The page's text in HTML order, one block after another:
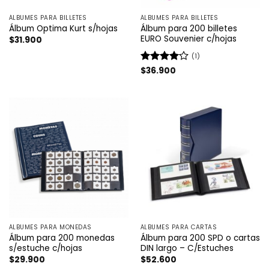
ÁLBUMES PARA BILLETES
Álbum Optima Kurt s/hojas
$31.900
ÁLBUMES PARA BILLETES
Álbum para 200 billetes
EURO Souvenier c/hojas
Valorado
(1)
$36.900
ÁLBUMES PARA MONEDAS
Álbum para 200 monedas
s/estuche c/hojas
$29.900
ÁLBUMES PARA CARTAS
Álbum para 200 SPD o cartas
DIN largo – C/Estuches
$52.600